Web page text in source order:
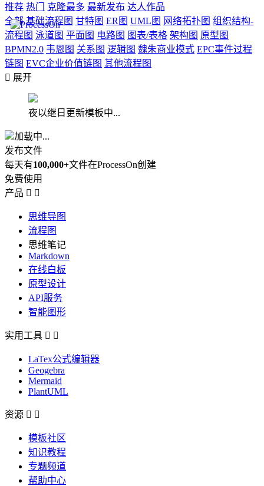
推荐 热门 克隆最多 最新发布 达人作品
全部 基础流程图 甘特图 ER图 UML图 网络拓扑图 组织结构-
流程图 泳道图 平面图 电路图 图表/表格 架构图 原型图
BPMN2.0 韦恩图 关系图 逻辑图 魏朱商业模式 EPC事件过程
链图 EVC企业价值链图 其他流程图
 展开
夜以继日更新模板中...
加载中...
发布文件
每天有100,000+文件在ProcessOn创建
免费使用
产品  
思维导图
流程图
思维笔记
Markdown
在线白板
原型设计
API服务
智能图形
实用工具  
LaTex公式编辑器
Geogebra
Mermaid
PlantUML
资源  
模板社区
知识教程
专题频道
帮助中心